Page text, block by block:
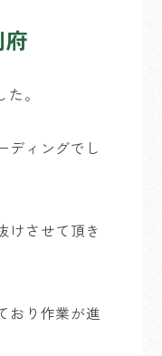
。
ディングでし
けさせて頂き
おり作業が進